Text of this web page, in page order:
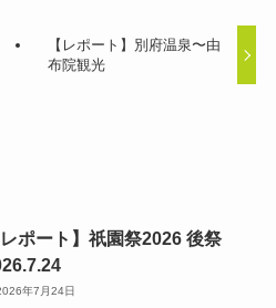
【レポート】別府温泉〜由
布院観光
レポート】祇園祭2026 後祭
年7月24日